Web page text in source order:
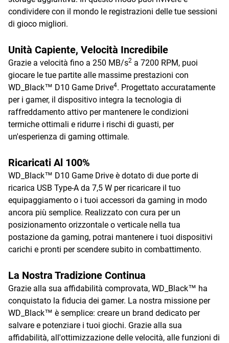
condividere con il mondo le registrazioni delle tue sessioni
di gioco migliori.
Unità Capiente, Velocità Incredibile
Grazie a velocità fino a 250 MB/s2 a 7200 RPM, puoi
giocare le tue partite alle massime prestazioni con
WD_Black™ D10 Game Drive4. Progettato accuratamente
per i gamer, il dispositivo integra la tecnologia di
raffreddamento attivo per mantenere le condizioni
termiche ottimali e ridurre i rischi di guasti, per
un'esperienza di gaming ottimale.
Ricaricati Al 100%
WD_Black™ D10 Game Drive è dotato di due porte di
ricarica USB Type-A da 7,5 W per ricaricare il tuo
equipaggiamento o i tuoi accessori da gaming in modo
ancora più semplice. Realizzato con cura per un
posizionamento orizzontale o verticale nella tua
postazione da gaming, potrai mantenere i tuoi dispositivi
carichi e pronti per scendere subito in combattimento.
La Nostra Tradizione Continua
Grazie alla sua affidabilità comprovata, WD_Black™ ha
conquistato la fiducia dei gamer. La nostra missione per
WD_Black™ è semplice: creare un brand dedicato per
salvare e potenziare i tuoi giochi. Grazie alla sua
affidabilità, all'ottimizzazione delle velocità, alle funzioni di